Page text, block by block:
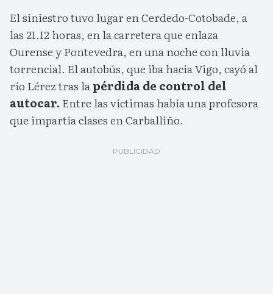
El siniestro tuvo lugar en Cerdedo-Cotobade, a
las 21.12 horas, en la carretera que enlaza
Ourense y Pontevedra, en una noche con lluvia
torrencial. El autobús, que iba hacia Vigo, cayó al
río Lérez tras lapérdida de control del
autocar. Entre las víctimas había una profesora
que impartía clases en Carballiño.